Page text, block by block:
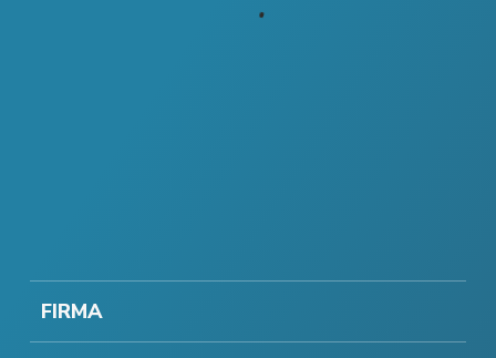
FIRMA